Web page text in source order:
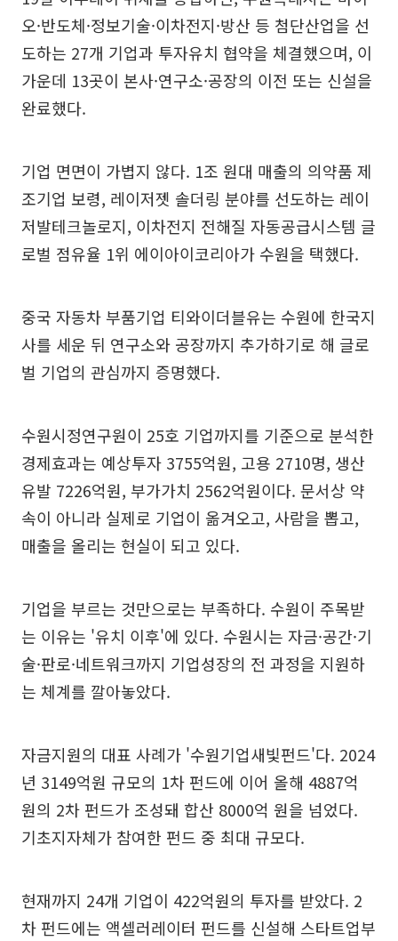
오·반도체·정보기술·이차전지·방산 등 첨단산업을 선
도하는 27개 기업과 투자유치 협약을 체결했으며, 이
가운데 13곳이 본사·연구소·공장의 이전 또는 신설을
완료했다.
기업 면면이 가볍지 않다. 1조 원대 매출의 의약품 제
조기업 보령, 레이저젯 솔더링 분야를 선도하는 레이
저발테크놀로지, 이차전지 전해질 자동공급시스템 글
로벌 점유율 1위 에이아이코리아가 수원을 택했다.
중국 자동차 부품기업 티와이더블유는 수원에 한국지
사를 세운 뒤 연구소와 공장까지 추가하기로 해 글로
벌 기업의 관심까지 증명했다.
수원시정연구원이 25호 기업까지를 기준으로 분석한
경제효과는 예상투자 3755억원, 고용 2710명, 생산
유발 7226억원, 부가가치 2562억원이다. 문서상 약
속이 아니라 실제로 기업이 옮겨오고, 사람을 뽑고,
매출을 올리는 현실이 되고 있다.
기업을 부르는 것만으로는 부족하다. 수원이 주목받
는 이유는 '유치 이후'에 있다. 수원시는 자금·공간·기
술·판로·네트워크까지 기업성장의 전 과정을 지원하
는 체계를 깔아놓았다.
자금지원의 대표 사례가 '수원기업새빛펀드'다. 2024
년 3149억원 규모의 1차 펀드에 이어 올해 4887억
원의 2차 펀드가 조성돼 합산 8000억 원을 넘었다.
기초지자체가 참여한 펀드 중 최대 규모다.
현재까지 24개 기업이 422억원의 투자를 받았다. 2
차 펀드에는 액셀러레이터 펀드를 신설해 스타트업부